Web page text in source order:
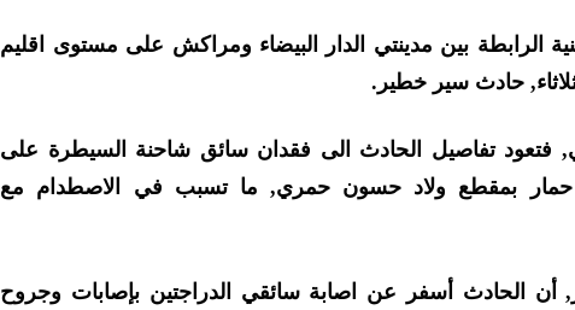
الرابطة بين مدينتي الدار البيضاء ومراكش على مستوى اقليم
حادث سير خطير.
تفاصيل الحادث الى فقدان سائق شاحنة السيطرة على
حمار بمقطع ولاد حسون حمري, ما تسبب في الاصطدام مع
الحادث أسفر عن اصابة سائقي الدراجتين بإصابات وجروح